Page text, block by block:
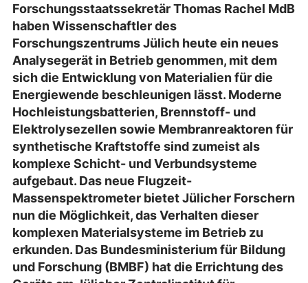
Forschungsstaatssekretär Thomas Rachel MdB
haben Wissenschaftler des
Forschungszentrums Jülich heute ein neues
Analysegerät in Betrieb genommen, mit dem
sich die Entwicklung von Materialien für die
Energiewende beschleunigen lässt. Moderne
Hochleistungsbatterien, Brennstoff- und
Elektrolysezellen sowie Membranreaktoren für
synthetische Kraftstoffe sind zumeist als
komplexe Schicht- und Verbundsysteme
aufgebaut. Das neue Flugzeit-
Massenspektrometer bietet Jülicher Forschern
nun die Möglichkeit, das Verhalten dieser
komplexen Materialsysteme im Betrieb zu
erkunden. Das Bundesministerium für Bildung
und Forschung (BMBF) hat die Errichtung des